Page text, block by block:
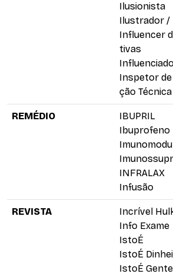
Ilusionista
Ilustrador /
Influencer
tivas
Inspetor
ção
REMÉDIO
IBUPRIL
Ibuprofeno
INFRALAX
Infusão
REVISTA
Incrível
Info Exame
IstoÉ
IstoÉ
IstoÉ Gente